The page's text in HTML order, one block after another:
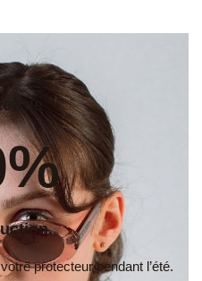
de
protecteur pendant l’été.